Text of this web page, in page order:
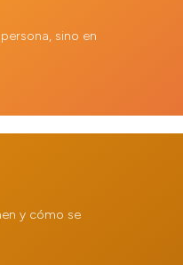
sino en
y cómo se